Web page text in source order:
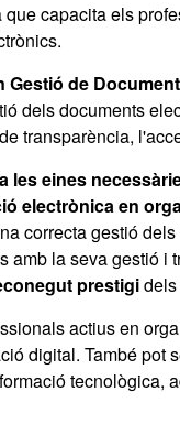
capacita els
Gestió de
dels documents
transparència,
les eines
electrònica en
correcta gestió
amb la seva gestió i
prestigi
actius en
digital. També pot
tecnològica,